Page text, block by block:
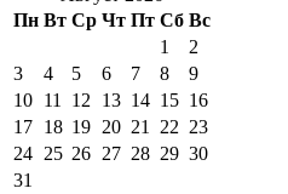
Пн Вт Ср Чт Пт Сб Вс
1
2
3
4 5 6 7 8
9
10 11 12 13 14 15 16
17 18 19 20 21 22 23
24 25 26 27 28 29 30
31